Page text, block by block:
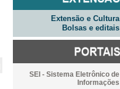
Extensão e Cultura
Bolsas e editais
SEI - Sistema Eletrônico de
Informações